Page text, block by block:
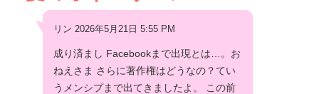
リン 2026年5月21日 5:55 PM
成り済まし Facebookまで出現とは…。お
ねえさま さらに著作権はどうなの？てい
うメンシプまで出てきましたよ。 この前